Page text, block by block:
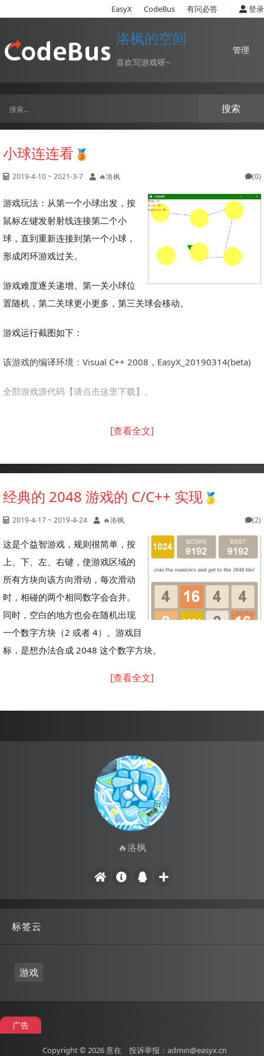
EasyX CodeBus 有问必答 登录
洛枫的空间
喜欢写游戏呀~
管理
小球连连看
2019-4-10 ~ 2021-3-7 🔥洛枫 (0)
游戏玩法：从第一个小球出发，按
鼠标左键发射射线连接第二个小
球，直到重新连接到第一个小球，
形成闭环游戏过关。
游戏难度逐关递增。第一关小球位
置随机，第二关球更小更多，第三关球会移动。
游戏运行截图如下：
该游戏的编译环境：Visual C++ 2008，EasyX_20190314(beta)
全部游戏源代码【请点击这里下载】。
[查看全文]
经典的 2048 游戏的 C/C++ 实现
2019-4-17 ~ 2019-4-24 🔥洛枫 (2)
这是个益智游戏，规则很简单，按
上、下、左、右键，使游戏区域的
所有方块向该方向滑动，每次滑动
时，相碰的两个相同数字会合并。
同时，空白的地方也会在随机出现
一个数字方块（2 或者 4）。游戏目
标，是想办法合成 2048 这个数字方块。
[查看全文]
🔥洛枫
搜索
标签云
游戏
广告
Copyright © 2026意在 投诉举报：admin@easyx.cn